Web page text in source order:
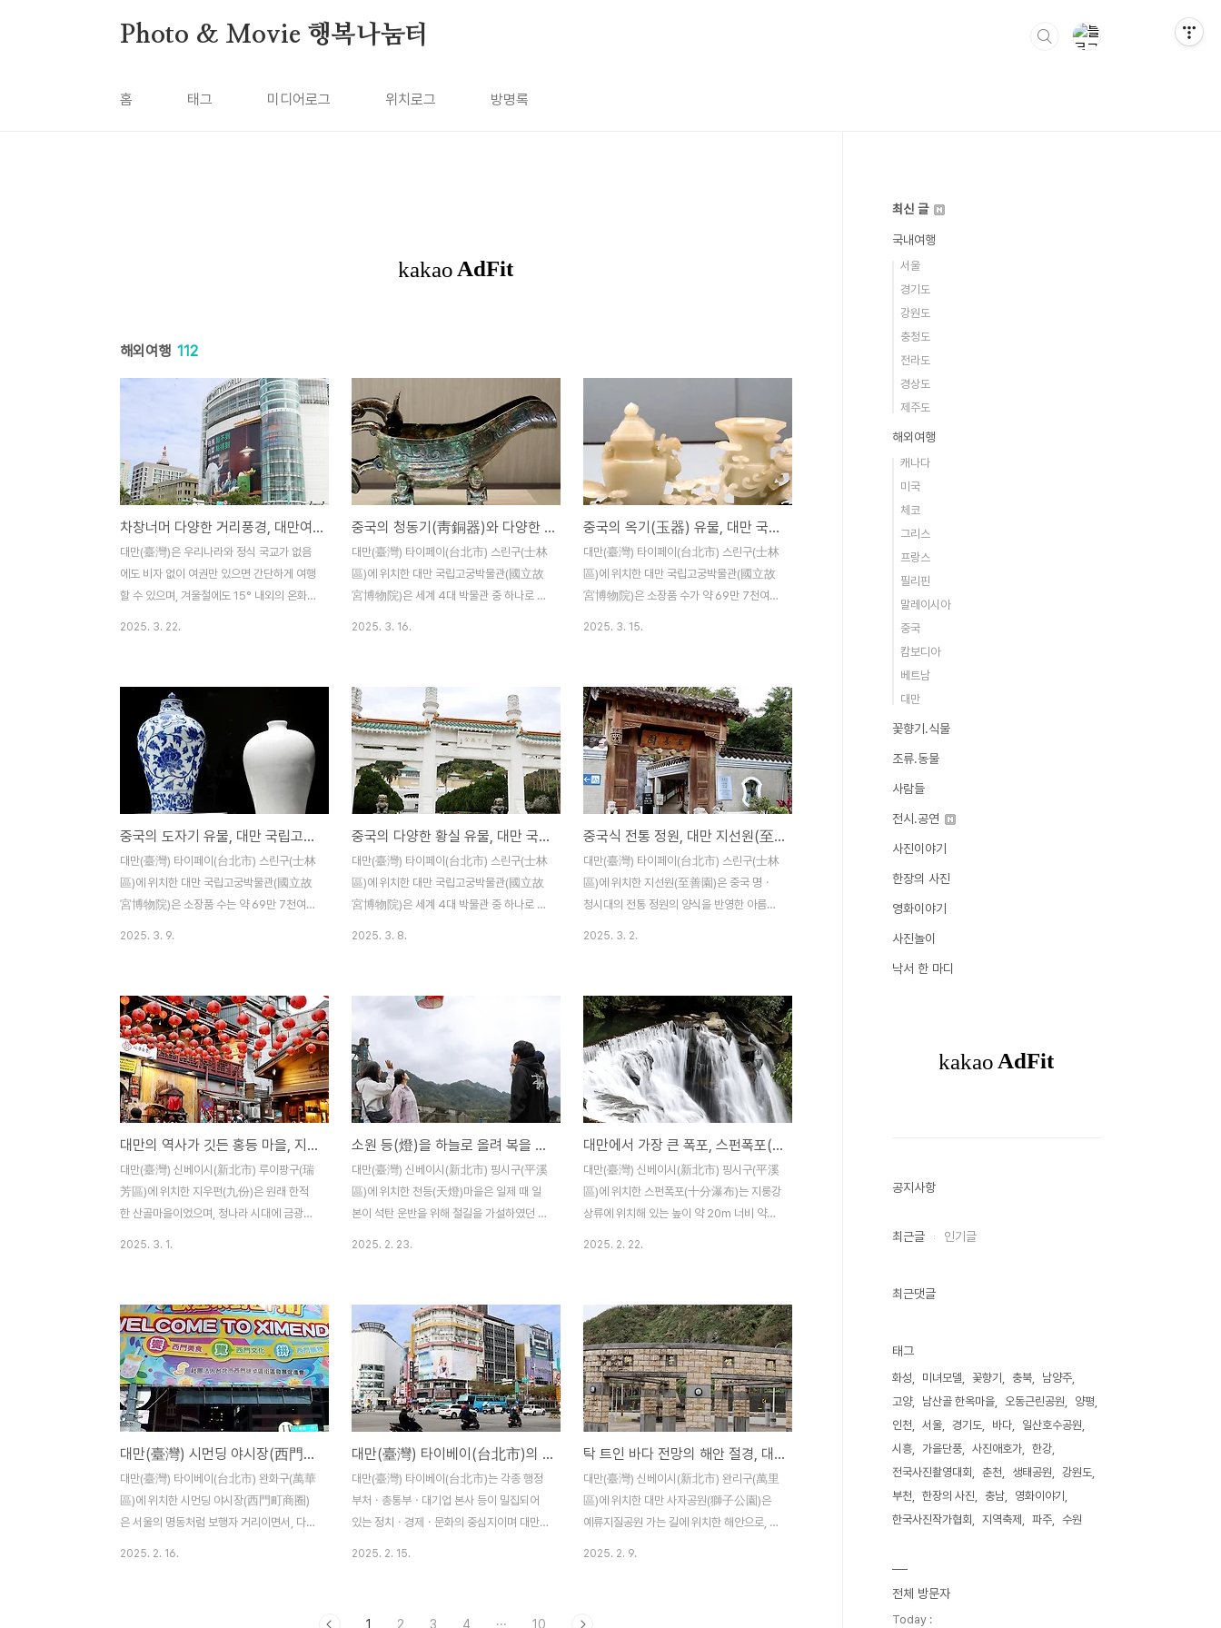
Photo & Movie 행복나눔터
홈 태그 미디어로그 위치로그 방명록
해외여행 112
차창너머 다양한 거리풍경, 대만여행
대만(臺灣)은 우리나라와 정식 국교가 없음
에도 비자 없이 여권만 있으면 간단하게 여행
할 수 있으며, 겨울철에도 15° 내외의 온화한
면서 여행기간 중에 찾았던 ‘타이베이 101전
망대’를 비롯하여 신베이시 완리구에 위치한
예류지질공원(野柳地質公園), 신베이시 핑
시구에 위치한 스펀폭포(十分瀑布), 신베이
시 루이팡구에 위치한 지우펀(九份), 타이페
이 스린구에 위치한 대만 국립고궁박물관(國
立故宮博物院) 등으로 가는 길목의 거리풍
경을 달리는 택시의 차창너머로 담아 보았
다. ‘타이베이 101전망대’는 대만을 대표하는
랜드마크이기도 하기 때문에 시내..
2025. 3. 22.
중국의 청동기(靑銅器)와 다양한 유물, 대만 국립고궁박물관
대만(臺灣) 타이페이(台北市) 스린구(士林
區)에 위치한 대만 국립고궁박물관(國立故
宮博物院)은 세계 4대 박물관 중 하나로 손
양한 유물들이 전시되어 있다. 중국의 청동
그릇은 기원전 2천년 무렵 하(夏)나라 때부
터 시작되었다고 하며, 최초의 청동 그릇은
세발술잔과 고기 삶는 세발솥이었다고 한
다. 하(夏)나라는 이 지역에 오랜 기간 계속
되고 있었던 신석기시대 룽산문화의 구리가
공 경험을 바탕으로 세발술잔 등 여러 청동
그릇을 만들었으며, 뒤를 이은 상(商)나라 때
그릇의 종류와 무늬가 다양해졌다고 한
다. 진(秦)나라의 그릇들은 삼진(三晉)..
2025. 3. 16.
중국의 옥기(玉器) 유물, 대만 국립고궁박물관
대만(臺灣) 타이페이(台北市) 스린구(士林
區)에 위치한 대만 국립고궁박물관(國立故
宮博物院)은 소장품 수가 약 69만 7천여
으며, 중국 국민당이 국공 내전에서 패배하여
대만으로 이동할 때에 대륙에서 가져온 문화
재가 거의 대부분을 차지하고 있다고 한
다. 중국 옥기(玉器)는 청나라 때 발전하였
으며 건륭제는 옥(玉)을 사랑하여 1760년에
동투르키스탄의 위구르 지역을 정복한 후 호
텐(khotan)에서 아름다운 옥 원자재가 중부
평원으로 대량 수입하였다. 이 시기에 주관적
요소와 객관적 요소의 완벽한 조합으로 옥기
생산이 전례 없는 번영을 이루..
2025. 3. 15.
중국의 도자기 유물, 대만 국립고궁박물관
대만(臺灣) 타이페이(台北市) 스린구(士林
區)에 위치한 대만 국립고궁박물관(國立故
宮博物院)은 소장품 수는 약 69만 7천여
작품 등이 전시되어 있으며, 3층에는 특별전
시 및 현대미술 등을 전시하고 있다. 중국 북
부 백자는 허베이성 취양현의 정요(定窯)이
며, 부드럽고 따뜻한 상아색 유약은 차와 와
인 잔은 물론이고 그릇ㆍ접시 등 일상용품을
만드는데 사용된다. 도자기의 모양과 패턴은
꽃이나 과일과 같은 이미지를 통해 자연과 생
명에 대한 관심에서 영감을얻었으며 패턴은
날타로운 조각이이나 성형을 통해 얕은 부조
로 표현된다고 한다. 법랑도자..
2025. 3. 9.
중국의 다양한 황실 유물, 대만 국립고궁박물관(1)
대만(臺灣) 타이페이(台北市) 스린구(士林
區)에 위치한 대만 국립고궁박물관(國立故
宮博物院)은 세계 4대 박물관 중 하나로 손
문화재가 거의 대부분을 차지하고 있다고 한
다. 국립고궁박물관에는 중국 황실 유물을
비롯하여 도자기ㆍ금속 공예품ㆍ옥 공예품ㆍ
회화 등 워낙 유물이 많기 때문에 박물관에서
는 3개월에 1번씩 전시하는 소장품을 전부
교환하고 있다고 한다. 국민당 장제스는 국공
내전 와중에 패주하면서도 베이징 자금성 고
궁박물관에 있던 유물 중 가치가 높다고 판단
한 29만점과 전국 각지의 유물들을 타이완으
로 가져왔다고 한다. 국립고궁박물..
2025. 3. 8.
중국식 전통 정원, 대만 지선원(至善園)
대만(臺灣) 타이페이(台北市) 스린구(士林
區)에 위치한 지선원(至善園)은 중국 명ㆍ
청시대의 전통 정원의 양식을 반영한 아름다
유상곡수(流觴曲水)ㆍ세필지(洗筆池) 등
다양하고 아름다운 풍경이 자리하고 있어 주
변 풍경을 즐기며 여유롭게 산책할 수 있
다. 지선원의 정문(至善正門)은 1,500m 이
상의 대만 전나무로 만들어졌으며, 모두 손으
로 조각되었다고 한다. 지선원(至善園)은
대만 국립고궁박물관 바로 옆에 자리하고 있
으며 관람료 또한 무료이기 때문에 박물관 전
시를 관람하는 전ㆍ후 시간을 활용하여 휴식
을 겸하여 즐길 수 있다. 지선원(至善園) 정
2025. 3. 2.
대만의 역사가 깃든 홍등 마을, 지우펀(九份)
대만(臺灣) 신베이시(新北市) 루이팡구(瑞
芳區)에 위치한 지우펀(九份)은 원래 한적
한 산골마을이었으며, 청나라 시대에 금광으
상 황금사자상을 수상하면서 세계적으로 주
목을 받으면서 많은 사람들의 발길이 이어지
고, 지금은 대만에서 손꼽는 관광 명소로 거
듭나고 있다고 한다. 지우펀(九份)은 산비탈
에 위치하고 있는 지형 특성상 대부분의 길이
구불구불한 계단으로 이루어져 있으며, 이러
한 계단을 따라 대만 특유의 오래된 집들이
어우러져 독특한 분위기를 연출하고 있다. 지
우펀의 계단 골목마다에는 독특한 분위기의
아기자기한 기념품판매 상점과 음식점이 즐
2025. 3. 1.
소원 등(燈)을 하늘로 올려 복을 비는 대만 천등(天燈)마을
대만(臺灣) 신베이시(新北市) 핑시구(平溪
區)에 위치한 천등(天燈)마을은 일제 때 일
본이 석탄 운반을 위해 철길을 가설하였던 곳
중 하나로 꼽으며 널리 알려지면서 천등을 띄
우는 관광지로 유명해졌다고 한다. 본래 천
등(天燈)은 마을에 도적이 들었을 때 피신하
거나 도적이 떠난 후 마을로 돌아오라는 소식
을 전하기 위해 만들어졌다고 하며, 정월대보
름 경축 의식에 천등에 소원을 담아 날리게
되었다고 한다. 천등마을에서는 1m가 넘는
커다란 천등에 소원을 적어 하늘에 띄우며 소
원성취를 바라는 재미도 있지만, 돼지소시지
ㆍ닭날개볶음밥 등 먹거리..
2025. 2. 23.
대만에서 가장 큰 폭포, 스펀폭포(十分瀑布)
대만(臺灣) 신베이시(新北市) 핑시구(平溪
區)에 위치한 스펀폭포(十分瀑布)는 지룽강
상류에 위치해 있는 높이 약 20m 너비 약
퇴하였으며, 폭포로 가는 길에 만나는 철로가
당시의 모습을 주는 것 같다. 스펀폭포가 흐
르고 있는 곳으로 가기 위해서는 관폭적교
(觀瀑吊橋) 다리를 건너야 하며, 다리 개방
시간이 09:00~16:30까지로 제한되어 있고
출렁다리라고는 하나 심하게 흔들리는 것 같
지는 않다. 폭포 입구에는 말과 코끼리 등 다
양한 동물 조형물과 황금 불상이 자리하고 있
으며, 황금 불상은 이곳에 거주하였던 광부들
의 안전과 복을 기원하..
2025. 2. 22.
대만(臺灣) 시먼딩 야시장(西門町商圈)의 화려한 야경
대만(臺灣) 타이베이(台北市) 완화구(萬華
區)에 위치한 시먼딩 야시장(西門町商圈)
은 서울의 명동처럼 보행자 거리이면서, 다양
2025. 2. 16.
대만(臺灣) 타이베이(台北市)의 시먼딩(西門町) 주변 풍경
대만(臺灣) 타이베이(台北市)는 각종 행정
부처ㆍ총통부ㆍ대기업 본사 등이 밀집되어
있는 정치ㆍ경제ㆍ문화의 중심지이며 대만의
2025. 2. 15.
탁 트인 바다 전망의 해안 절경, 대만 사자공원(獅子公園)
대만(臺灣) 신베이시(新北市) 완리구(萬里
區)에 위치한 대만 사자공원(獅子公園)은
예류지질공원 가는 길에 위치한 해안으로, 탁
2025. 2. 9.
1 2 3 4 ··· 10
최신 글
국내여행
서울
경기도
강원도
충청도
전라도
경상도
제주도
해외여행
캐나다
미국
체코
그리스
프랑스
필리핀
말레이시아
중국
캄보디아
베트남
대만
꽃향기.식물
조류.동물
사람들
전시.공연
사진이야기
한장의 사진
영화이야기
사진놀이
낙서 한 마디
공지사항
최근글 인기글
최근댓글
태그
화성 미녀모델 꽃향기 충북
남양주
고양
남산골 한옥마을 오동근린공원
양평
인천
서울 경기도 바다
일산호수공원
시흥
가을단풍 사진애호가
한강
전국사진촬영대회
춘천 생태공원
강원도
부천
한장의 사진 충남
영화이야기
한국사진작가협회
지역축제 파주 수원
전체 방문자
Today :